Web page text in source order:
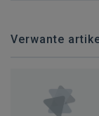
Verwante